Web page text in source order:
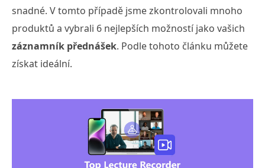
snadné. V tomto případě jsme zkontrolovali mnoho
produktů a vybrali 6 nejlepších možností jako vašich
záznamník přednášek. Podle tohoto článku můžete
získat ideální.